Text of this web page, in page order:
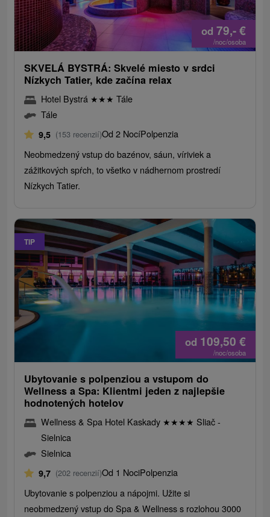
od 79,-€
/noc/osoba
SKVELÁ BYSTRÁ: Skvelé miesto v srdci
Nízkych Tatier, kde začína relax
Hotel Bystrá ★★★ Tále
Tále
9,5 (153 recenzií)Od 2 NocíPolpenzia
Neobmedzený vstup do bazénov, sáun, víriviek a
zážitkových spŕch, to všetko v nádhernom prostredí
Nízkych Tatier.
TIP
od 109,50 €
/noc/osoba
Ubytovanie s polpenziou a vstupom do
Wellness a Spa: Klientmi jeden z najlepšie
hodnotených hotelov
Wellness & Spa Hotel Kaskady ★★★★ Sliač -
Sielnica
Sielnica
9,7 (202 recenzií)Od 1 NociPolpenzia
Ubytovanie s polpenziou a nápojmi. Užite si
neobmedzený vstup do Spa & Wellness s rozlohou 3000